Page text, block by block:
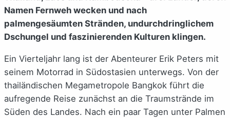
Namen Fernweh wecken und nach
palmengesäumten Stränden, undurchdringlichem
Dschungel und faszinierenden Kulturen klingen.
Ein Vierteljahr lang ist der Abenteurer Erik Peters mit
seinem Motorrad in Südostasien unterwegs. Von der
thailändischen Megametropole Bangkok führt die
aufregende Reise zunächst an die Traumstrände im
Süden des Landes. Nach ein paar Tagen unter Palmen